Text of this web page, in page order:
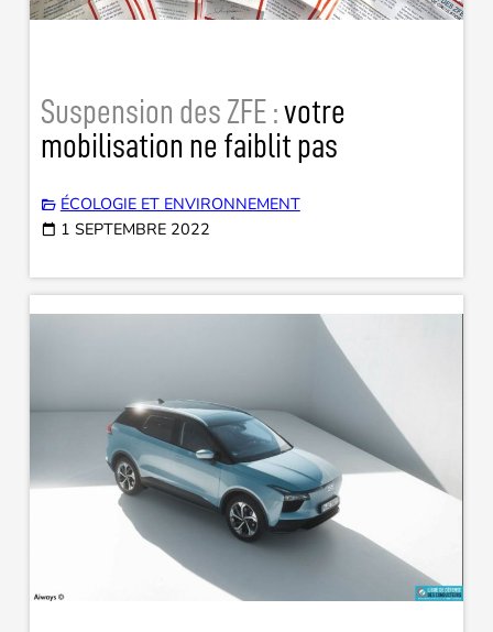
Suspension des ZFE :votre
mobilisation ne faiblit pas
ÉCOLOGIE ET ENVIRONNEMENT
1 SEPTEMBRE 2022